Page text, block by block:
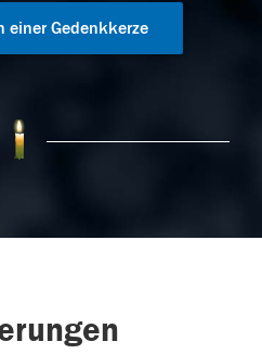
einer Gedenkkerze